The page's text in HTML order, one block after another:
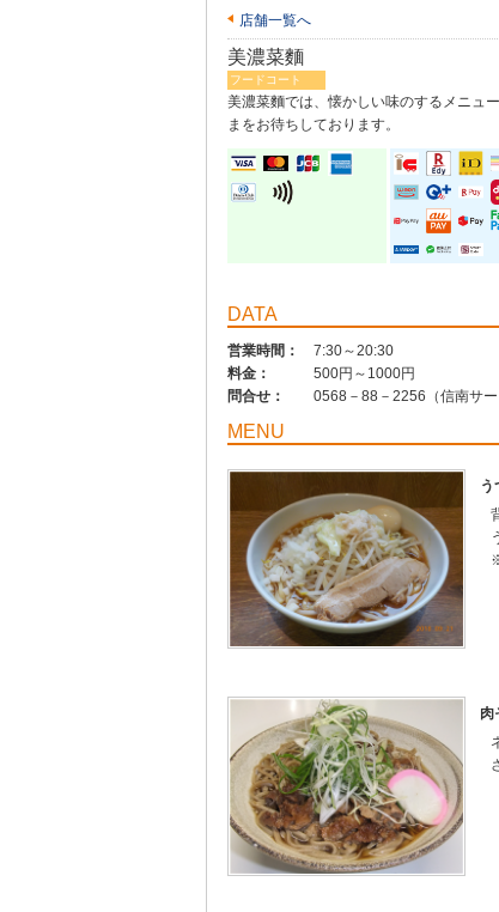
店舗一覧へ
美濃菜麵
フードコート
美濃菜麵では、懐かしい味のするメニュ
まをお待ちしております。
DATA
営業時間：
7:30～20:30
料金：
500円～1000円
問合せ：
0568－88－2256（信南サ
MENU
う
肉